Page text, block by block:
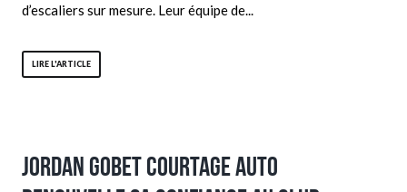
d’escaliers sur mesure. Leur équipe de...
LIRE L'ARTICLE
Jordan Gobet Courtage Auto